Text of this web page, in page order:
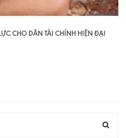
CHO DÂN TÀI CHÍNH HIỆN ĐẠI